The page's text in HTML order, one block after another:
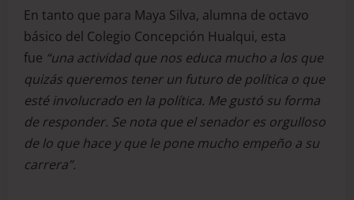
En tanto que para Maya Silva, alumna de octavo
básico del Colegio Concepción Hualqui, esta
fue “una actividad que nos educa mucho a los que
quizás queremos tener un futuro de política o que
esté involucrado en la política. Me gustó su forma
de responder. Se nota que el senador es orgulloso
de lo que hace y que le pone mucho empeño a su
carrera”.